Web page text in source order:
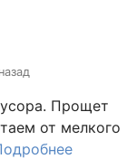
Прощет
от мелкого